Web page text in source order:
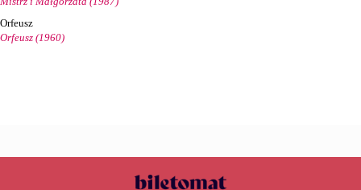
Orfeusz
Orfeusz (1960)